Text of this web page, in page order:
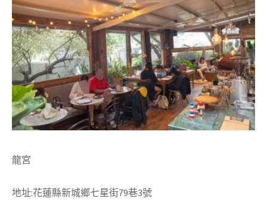
龍宮
地址:花蓮縣新城鄉七星街79巷3號